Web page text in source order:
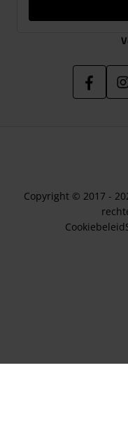
Copyright © 2017 -
Cookiebeleid